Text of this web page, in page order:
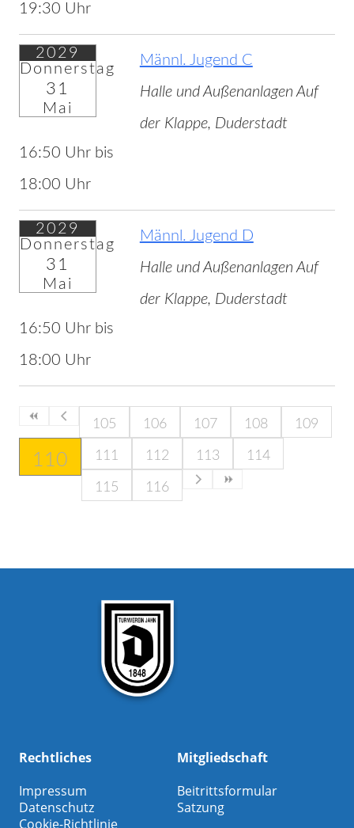
19:30 Uhr
2029
Donnerstag
31
Mai
16:50 Uhr bis
18:00 Uhr
Männl. Jugend C
Halle und Außenanlagen Auf
der Klappe, Duderstadt
2029
Donnerstag
31
Mai
16:50 Uhr bis
18:00 Uhr
Männl. Jugend D
Halle und Außenanlagen Auf
der Klappe, Duderstadt
105 106 107 108 109
110 111 112 113 114
115 116
Rechtliches
Impressum
Datenschutz
Cookie-Richtlinie
Mitgliedschaft
Beitrittsformular
Satzung